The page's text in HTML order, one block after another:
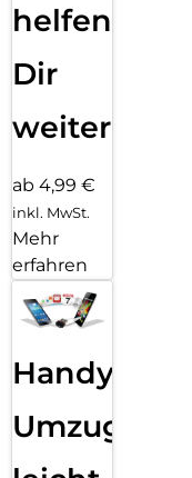
helfen
Dir
weiter
ab 4,99 €
inkl. MwSt.
Mehr
erfahren
Handy
Umzug